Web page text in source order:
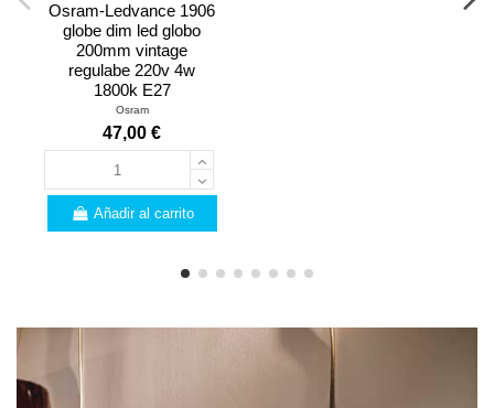
Osram-Ledvance 1906
globe dim led globo
200mm vintage
regulabe 220v 4w
1800k E27
Osram
47,00 €
Añadir al carrito